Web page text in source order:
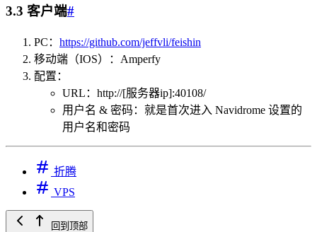
3.3 客户端#
PC： https://github.com/jeffvli/feishin
移动端（IOS）：Amperfy
配置：
URL：http://[服务器ip]:40108/
用户名 & 密码：就是首次进入 Navidrome 设置的
用户名和密码
折腾
VPS
回到顶部